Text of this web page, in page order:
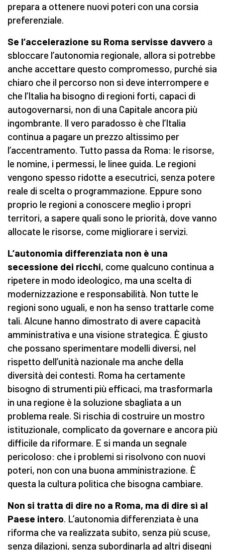
prepara a ottenere nuovi poteri con una corsia
preferenziale.
Se l’accelerazione su Roma servisse davvero a
sbloccare l’autonomia regionale, allora si potrebbe
anche accettare questo compromesso, purché sia
chiaro che il percorso non si deve interrompere e
che l’Italia ha bisogno di regioni forti, capaci di
autogovernarsi, non di una Capitale ancora più
ingombrante. Il vero paradosso è che l’Italia
continua a pagare un prezzo altissimo per
l’accentramento. Tutto passa da Roma: le risorse,
le nomine, i permessi, le linee guida. Le regioni
vengono spesso ridotte a esecutrici, senza potere
reale di scelta o programmazione. Eppure sono
proprio le regioni a conoscere meglio i propri
territori, a sapere quali sono le priorità, dove vanno
allocate le risorse, come migliorare i servizi.
L’autonomia differenziata non è una
secessione dei ricchi, come qualcuno continua a
ripetere in modo ideologico, ma una scelta di
modernizzazione e responsabilità. Non tutte le
regioni sono uguali, e non ha senso trattarle come
tali. Alcune hanno dimostrato di avere capacità
amministrativa e una visione strategica. È giusto
che possano sperimentare modelli diversi, nel
rispetto dell’unità nazionale ma anche della
diversità dei contesti. Roma ha certamente
bisogno di strumenti più efficaci, ma trasformarla
in una regione è la soluzione sbagliata a un
problema reale. Si rischia di costruire un mostro
istituzionale, complicato da governare e ancora più
difficile da riformare. E si manda un segnale
pericoloso: che i problemi si risolvono con nuovi
poteri, non con una buona amministrazione. È
questa la cultura politica che bisogna cambiare.
Non si tratta di dire no a Roma, ma di dire sì al
Paese intero. L’autonomia differenziata è una
riforma che va realizzata subito, senza più scuse,
senza dilazioni, senza subordinarla ad altri disegni